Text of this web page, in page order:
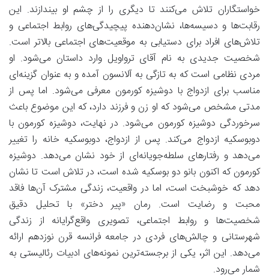
خواستگاران تلاش می‌کنند تا دیگری را از چشم او بیندازند. این
رقابت‌ها و دسیسه‌ها، نشان‌دهنده پیچیدگی‌های روابط اجتماعی و
تلاش‌های افراد برای دستیابی به موقعیت‌های اجتماعی بالاتر است.
شخصیت جدیدی به نام آقای ترواویل وارد داستان می‌شود. او
مردی نظامی است که به تازگی به آلانسون آمده و به عنوان گزینه‌ای
مناسب برای ازدواج با دوشیزه کورمون معرفی می‌شود. اما پس از
مدتی مشخص می‌شود که او زن و فرزند دارد، که این موضوع باعث
سرخوردگی دوشیزه کورمون می‌شود. در نهایت، دوشیزه کورمون با
دوبوسکیه ازدواج می‌کند. پس از ازدواج، دوبوسکیه خانه را تغییر
می‌دهد و رفتارهای سلطه‌جویانه‌ای از خود نشان می‌دهد. دوشیزه
کورمون که اکنون بانو دو بوسکیه شده است، در تلاش است تا نشان
دهد که خوشبخت است، اما در واقعیت، زندگی مشترک آن‌ها فاقد
محبت و رضایت است. رمان «پیر دختر» با تحلیل دقیق
شخصیت‌ها و روابط اجتماعی، تصویری واقع‌گرایانه از زندگی
شهرستانی و چالش‌های فردی در جامعه فرانسه قرن نوزدهم ارائه
می‌دهد. این اثر، یکی از برجسته‌ترین نمونه‌های ادبیات رئالیستی به
شمار می‌رود.